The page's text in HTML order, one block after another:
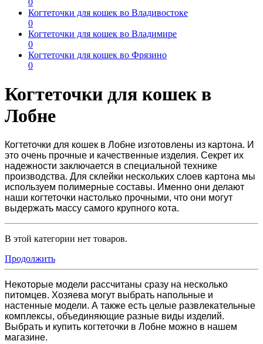
0
Когтеточки для кошек во Владивостоке
0
Когтеточки для кошек во Владимире
0
Когтеточки для кошек во Фрязино
0
Когтеточки для кошек в
Лобне
Когтеточки для кошек в Лобне изготовлены из картона. И
это очень прочные и качественные изделия. Секрет их
надежности заключается в специальной технике
производства. Для склейки нескольких слоев картона мы
используем полимерные составы. Именно они делают
наши когтеточки настолько прочными, что они могут
выдержать массу самого крупного кота.
В этой категории нет товаров.
Продолжить
Некоторые модели рассчитаны сразу на несколько
питомцев. Хозяева могут выбрать напольные и
настенные модели. А также есть целые развлекательные
комплексы, объединяющие разные виды изделий.
Выбрать и купить когтеточки в Лобне можно в нашем
магазине.